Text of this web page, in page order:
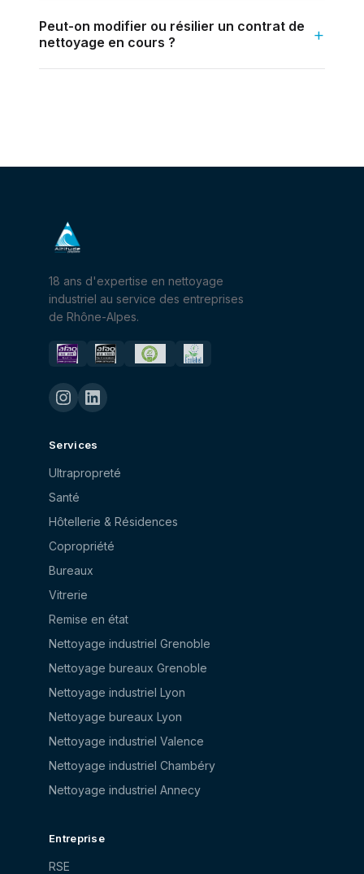
Peut-on modifier ou résilier un contrat de
nettoyage en cours ?
18 ans d'expertise en nettoyage
industriel au service des entreprises
de Rhône-Alpes.
Services
Ultrapropreté
Santé
Hôtellerie & Résidences
Copropriété
Bureaux
Vitrerie
Remise en état
Nettoyage industriel Grenoble
Nettoyage bureaux Grenoble
Nettoyage industriel Lyon
Nettoyage bureaux Lyon
Nettoyage industriel Valence
Nettoyage industriel Chambéry
Nettoyage industriel Annecy
Entreprise
RSE